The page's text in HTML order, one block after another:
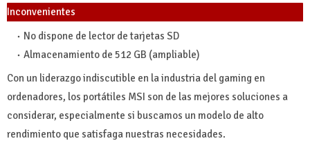
Inconvenientes
No dispone de lector de tarjetas SD
Almacenamiento de 512 GB (ampliable)
Con un liderazgo indiscutible en la industria del gaming en
ordenadores, los portátiles MSI son de las mejores soluciones a
considerar, especialmente si buscamos un modelo de alto
rendimiento que satisfaga nuestras necesidades.